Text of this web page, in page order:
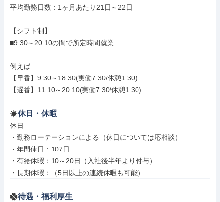
平均勤務日数：1ヶ月あたり21日～22日
【シフト制】
■9:30～20:10の間で所定時間就業
例えば
【早番】9:30～18:30(実働7:30/休憩1:30)
【遅番】11:10～20:10(実働7:30/休憩1:30)
休日・休暇
休日
・勤務ローテーションによる（休日については応相談）
・年間休日：107日
・有給休暇：10～20日（入社後半年より付与）
・長期休暇：（5日以上の連続休暇も可能）
待遇・福利厚生